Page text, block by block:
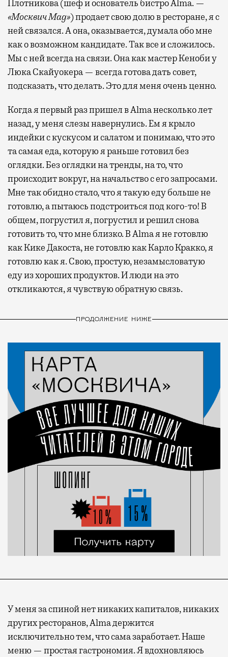
Плотникова (шеф и основатель бистро Alma. —
«Москвич Mag») продает свою долю в ресторане, я с
ней связался. А она, оказывается, думала обо мне
как о возможном кандидате. Так все и сложилось.
Мы с ней всегда на связи. Она как мастер Кеноби у
Люка Скайуокера — всегда готова дать совет,
подсказать, что делать. Это для меня очень ценно.
Когда я первый раз пришел в Alma несколько лет
назад, у меня слезы навернулись. Ем я крыло
индейки с кускусом и салатом и понимаю, что это
та самая еда, которую я раньше готовил без
оглядки. Без оглядки на тренды, на то, что
происходит вокруг, на начальство с его запросами.
Мне так обидно стало, что я такую еду больше не
готовлю, а пытаюсь подстроиться под кого-то! В
общем, погрустил я, погрустил и решил снова
готовить то, что мне близко. В Alma я не готовлю
как Кике Дакоста, не готовлю как Карло Кракко, я
готовлю как я. Свою, простую, незамысловатую
еду из хороших продуктов. И люди на это
откликаются, я чувствую обратную связь.
ПРОДОЛЖЕНИЕ НИЖЕ
У меня за спиной нет никаких капиталов, никаких
других ресторанов, Alma держится
исключительно тем, что сама заработает. Наше
меню — простая гастрономия. Я вдохновляюсь